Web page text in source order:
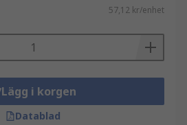
57,12 kr/enhet
Lägg i korgen
Datablad